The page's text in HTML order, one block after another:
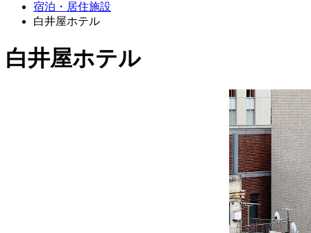
宿泊・居住施設
白井屋ホテル
白井屋ホテル